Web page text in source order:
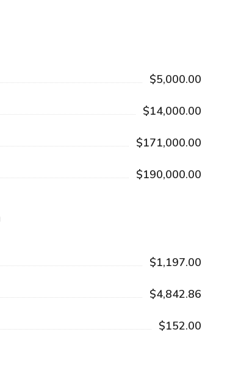
$5,000.00
$14,000.00
$171,000.00
$190,000.00
$1,197.00
$4,842.86
$152.00